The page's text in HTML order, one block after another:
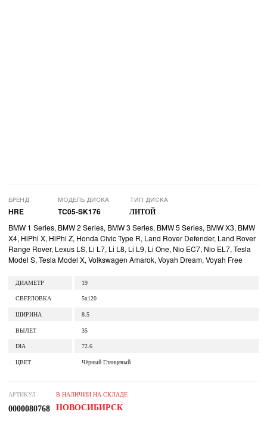
БРЕНД
HRE
МОДЕЛЬ ДИСКА
TC05-SK176
ТИП ДИСКА
ЛИТОЙ
BMW 1 Series, BMW 2 Series, BMW 3 Series, BMW 5 Series, BMW X3, BMW
X4, HiPhi X, HiPhi Z, Honda Civic Type R, Land Rover Defender, Land Rover
Range Rover, Lexus LS, Li L7, Li L8, Li L9, Li One, Nio EC7, Nio EL7, Tesla
Model S, Tesla Model X, Volkswagen Amarok, Voyah Dream, Voyah Free
ДИАМЕТР 19
СВЕРЛОВКА 5x120
ШИРИНА 8.5
ВЫЛЕТ 35
DIA 72.6
ЦВЕТ Чёрный Глянцевый
АРТИКУЛ
0000080768
В НАЛИЧИИ НА СКЛАДЕ
НОВОСИБИРСК